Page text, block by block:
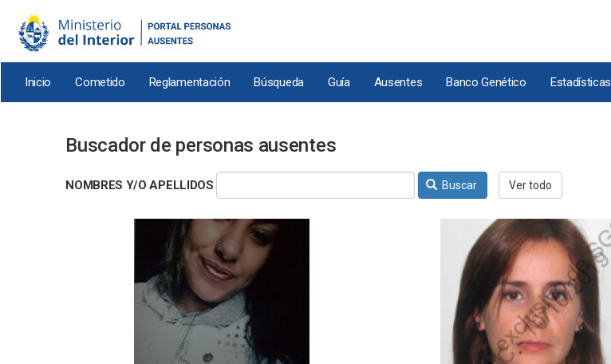
Pasar
contenido
principal
Inicio
Cometido Reglamentación Búsqueda Guía Ausentes Banco Genético Estadísticas
Buscador de personas ausentes
NOMBRES Y/O APELLIDOS Buscar Ver todo